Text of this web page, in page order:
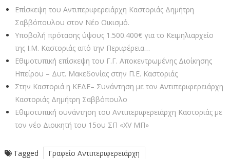
Επίσκεψη του Αντιπεριφερειάρχη Καστοριάς Δημήτρη
Σαββόπουλου στον Νέο Οικισμό.
Υποβολή πρότασης ύψους 1.500.400€ για το Κειμηλιαρχείο
της Ι.M. Καστοριάς από την Περιφέρεια…
Εθιμοτυπική επίσκεψη του Γ.Γ. Αποκεντρωμένης Διοίκησης
Ηπείρου – Δυτ. Μακεδονίας στην Π.Ε. Καστοριάς
Στην Καστοριά η ΚΕΔΕ– Συνάντηση με τον Αντιπεριφερειάρχη
Καστοριάς Δημήτρη Σαββόπουλο
Εθιμοτυπική συνάντηση του Αντιπεριφερειάρχη Καστοριάς με
τον νέο Διοικητή του 15ου ΣΠ «ΧV ΜΠ»
Tagged Γραφείο Αντιπεριφερειάρχη